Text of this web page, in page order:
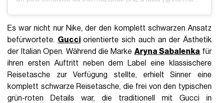
Es war nicht nur Nike, der den komplett schwarzen Ansatz
befürwortete. Gucciorientierte sich auch an der Ästhetik
der Italian Open. Während die Marke Aryna Sabalenka für
ihren ersten Auftritt neben dem Label eine klassischere
Reisetasche zur Verfügung stellte, erhielt Sinner eine
komplett schwarze Reisetasche, die frei von den typischen
grün-roten Details war, die traditionell mit Gucci in